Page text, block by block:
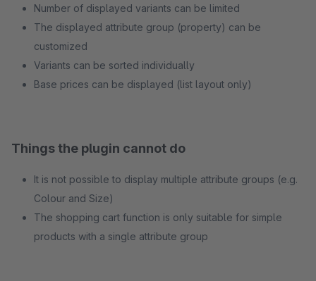
Number of displayed variants can be limited
The displayed attribute group (property) can be
customized
Variants can be sorted individually
Base prices can be displayed (list layout only)
Things the plugin cannot do
It is not possible to display multiple attribute groups (e.g.
Colour and Size)
The shopping cart function is only suitable for simple
products with a single attribute group